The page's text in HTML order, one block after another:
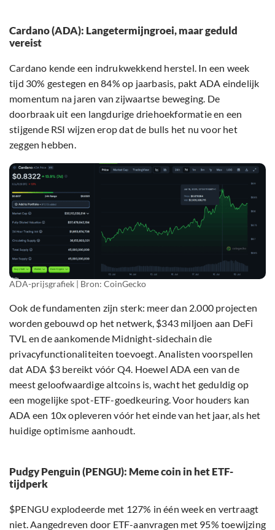
Cardano (ADA): Langetermijngroei, maar geduld
vereist
Cardano kende een indrukwekkend herstel. In een week
tijd 30% gestegen en 84% op jaarbasis, pakt ADA eindelijk
momentum na jaren van zijwaartse beweging. De
doorbraak uit een langdurige driehoekformatie en een
stijgende RSI wijzen erop dat de bulls het nu voor het
zeggen hebben.
ADA-prijsgrafiek | Bron: CoinGecko
Ook de fundamenten zijn sterk: meer dan 2.000 projecten
worden gebouwd op het netwerk, $343 miljoen aan DeFi
TVL en de aankomende Midnight-sidechain die
privacyfunctionaliteiten toevoegt. Analisten voorspellen
dat ADA $3 bereikt vóór Q4. Hoewel ADA een van de
meest geloofwaardige altcoins is, wacht het geduldig op
een mogelijke spot-ETF-goedkeuring. Voor houders kan
ADA een 10x opleveren vóór het einde van het jaar, als het
huidige optimisme aanhoudt.
Pudgy Penguin (PENGU): Meme coin in het ETF-
tijdperk
$PENGU explodeerde met 127% in één week en vertraagt
niet. Aangedreven door ETF-aanvragen met 95% toewijzing